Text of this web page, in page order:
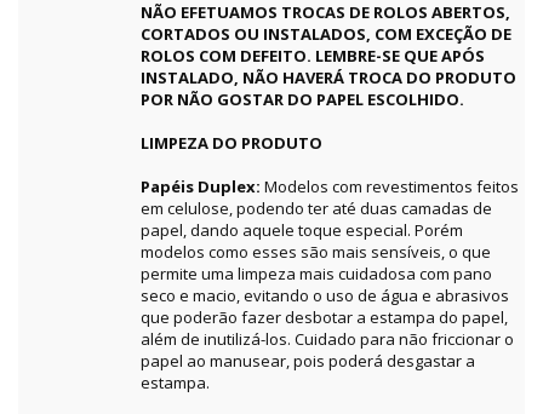
NÃO EFETUAMOS TROCAS DE ROLOS ABERTOS,
CORTADOS OU INSTALADOS, COM EXCEÇÃO DE
ROLOS COM DEFEITO. LEMBRE-SE QUE APÓS
INSTALADO, NÃO HAVERÁ TROCA DO PRODUTO
POR NÃO GOSTAR DO PAPEL ESCOLHIDO.
LIMPEZA DO PRODUTO
Papéis Duplex: Modelos com revestimentos feitos
em celulose, podendo ter até duas camadas de
papel, dando aquele toque especial. Porém
modelos como esses são mais sensíveis, o que
permite uma limpeza mais cuidadosa com pano
seco e macio, evitando o uso de água e abrasivos
que poderão fazer desbotar a estampa do papel,
além de inutilizá-los. Cuidado para não friccionar o
papel ao manusear, pois poderá desgastar a
estampa.